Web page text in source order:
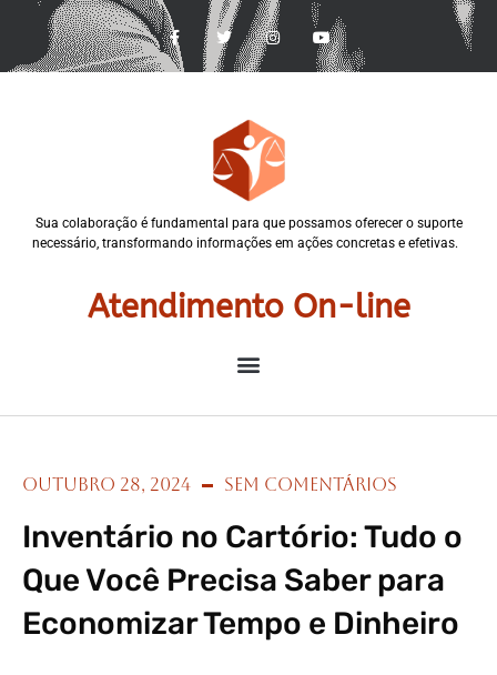
Sua colaboração é fundamental para que possamos oferecer o suporte
necessário, transformando informações em ações concretas e efetivas.
Atendimento On-line
outubro 28, 2024 Sem Comentários
Inventário no Cartório: Tudo o
Que Você Precisa Saber para
Economizar Tempo e Dinheiro